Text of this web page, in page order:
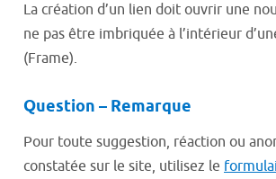
La création d’un lien doit ouvrir une
ne pas être imbriquée à l’intérieur
(Frame).
Question – Remarque
Pour toute suggestion, réaction ou
constatée sur le site, utilisez le